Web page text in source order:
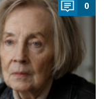
0